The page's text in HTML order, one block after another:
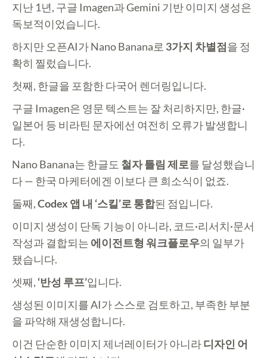
지난 1년, 구글 Imagen과 Gemini 기반 이미지 생성은
독보적이었습니다.
하지만 오픈AI가 Nano Banana로 3가지 차별점을 정
확히 찔렀습니다.
첫째, 한글을 포함한 다국어 렌더링입니다.
구글 Imagen은 영문 텍스트는 잘 처리하지만, 한글·
일본어 등 비라틴 문자에선 여전히 오류가 발생합니
다.
Nano Banana는 한글도 철자 틀림 제로를 달성했습니
다 — 한국 마케터에겐 이보다 큰 희소식이 없죠.
둘째,Codex 앱 내 ‘스킬’로 통합된 점입니다.
이미지 생성이 단독 기능이 아니라, 코드·리서치·문서
작성과 결합되는 에이전트형 워크플로우의 일부가
됐습니다.
셋째, ‘반성 루프’입니다.
생성된 이미지를 AI가 스스로 검토하고, 부족한 부분
을 파악해 재생성합니다.
이건 단순한 이미지 제너레이터가 아니라디자인 어